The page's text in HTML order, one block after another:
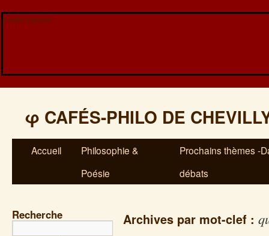
Veuillez patienter...
φ CAFÉS-PHILO DE
Accueil
Philosophie &
Poésie
Prochains thèmes -
débats
Recherche Archives par mot-clef :